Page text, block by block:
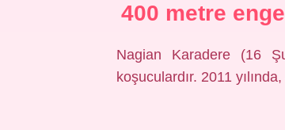
400 metre
Nagian Karadere (16
koşuculardır. 2011